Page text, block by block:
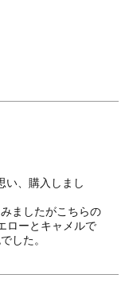
い、購入しまし
ましたがこちらの
ローとキャメルで
した。